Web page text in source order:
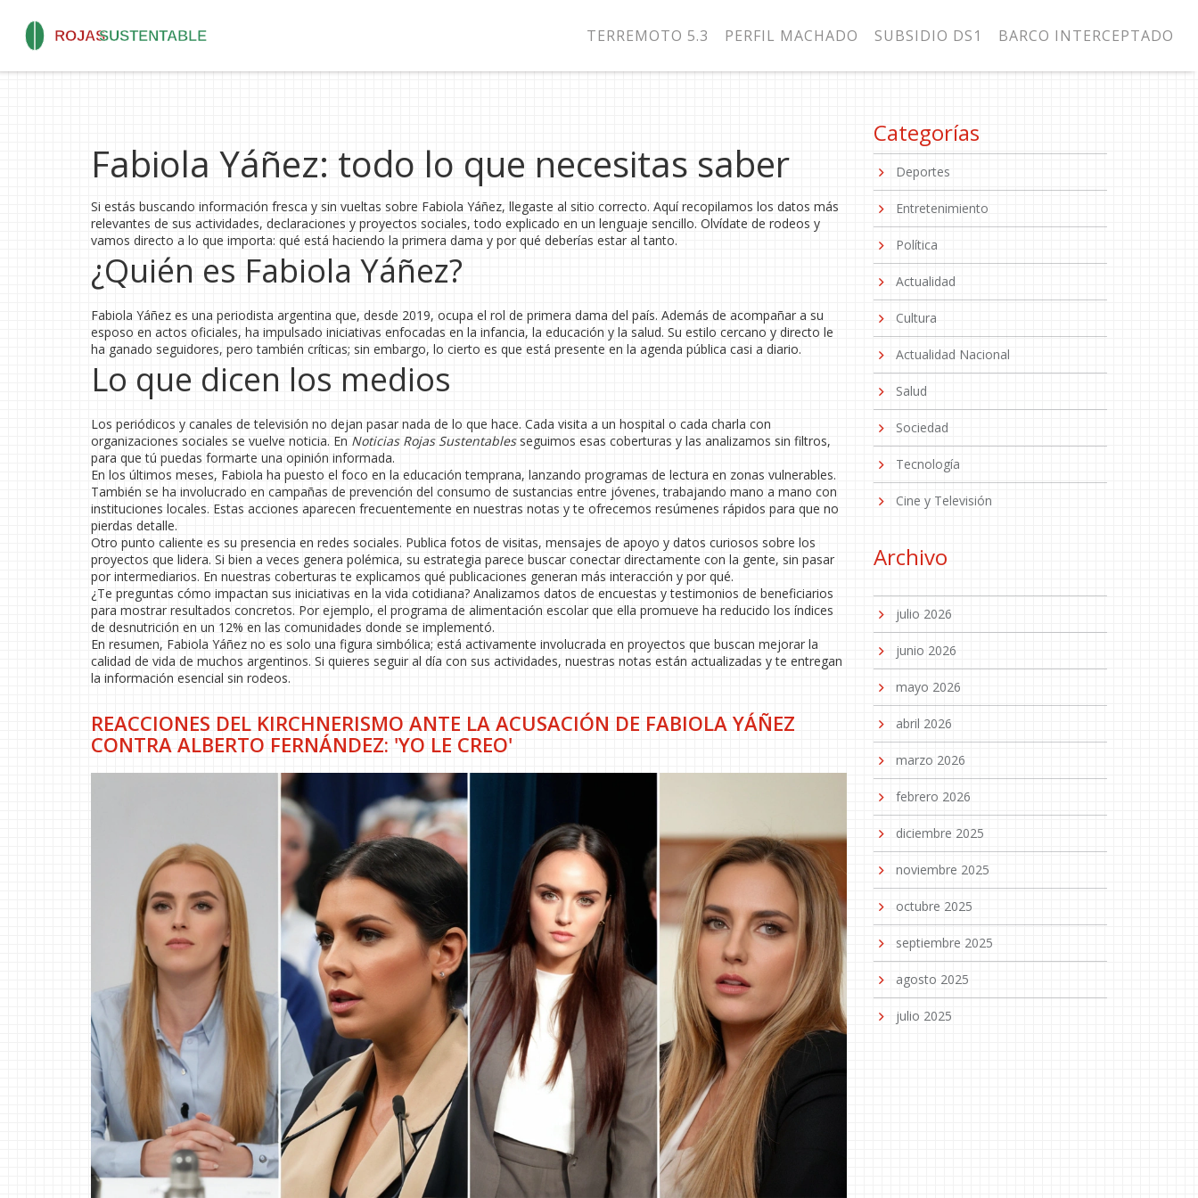
TERREMOTO 5.3 PERFIL MACHADO SUBSIDIO DS1 BARCO INTERCEPTADO
Fabiola Yáñez: todo lo que necesitas saber
Si estás buscando información fresca y sin vueltas sobre Fabiola Yáñez, llegaste al sitio correcto. Aquí recopilamos los datos más
relevantes de sus actividades, declaraciones y proyectos sociales, todo explicado en un lenguaje sencillo. Olvídate de rodeos y
vamos directo a lo que importa: qué está haciendo la primera dama y por qué deberías estar al tanto.
¿Quién es Fabiola Yáñez?
Fabiola Yáñez es una periodista argentina que, desde 2019, ocupa el rol de primera dama del país. Además de acompañar a su
esposo en actos oficiales, ha impulsado iniciativas enfocadas en la infancia, la educación y la salud. Su estilo cercano y directo le
ha ganado seguidores, pero también críticas; sin embargo, lo cierto es que está presente en la agenda pública casi a diario.
Lo que dicen los medios
Los periódicos y canales de televisión no dejan pasar nada de lo que hace. Cada visita a un hospital o cada charla con
organizaciones sociales se vuelve noticia. En Noticias Rojas Sustentablesseguimos esas coberturas y las analizamos sin filtros,
para que tú puedas formarte una opinión informada.
En los últimos meses, Fabiola ha puesto el foco en la educación temprana, lanzando programas de lectura en zonas vulnerables.
También se ha involucrado en campañas de prevención del consumo de sustancias entre jóvenes, trabajando mano a mano con
instituciones locales. Estas acciones aparecen frecuentemente en nuestras notas y te ofrecemos resúmenes rápidos para que no
pierdas detalle.
Otro punto caliente es su presencia en redes sociales. Publica fotos de visitas, mensajes de apoyo y datos curiosos sobre los
proyectos que lidera. Si bien a veces genera polémica, su estrategia parece buscar conectar directamente con la gente, sin pasar
por intermediarios. En nuestras coberturas te explicamos qué publicaciones generan más interacción y por qué.
¿Te preguntas cómo impactan sus iniciativas en la vida cotidiana? Analizamos datos de encuestas y testimonios de beneficiarios
para mostrar resultados concretos. Por ejemplo, el programa de alimentación escolar que ella promueve ha reducido los índices
de desnutrición en un 12% en las comunidades donde se implementó.
En resumen, Fabiola Yáñez no es solo una figura simbólica; está activamente involucrada en proyectos que buscan mejorar la
calidad de vida de muchos argentinos. Si quieres seguir al día con sus actividades, nuestras notas están actualizadas y te entregan
la información esencial sin rodeos.
REACCIONES DEL KIRCHNERISMO ANTE LA ACUSACIÓN DE FABIOLA YÁÑEZ
CONTRA ALBERTO FERNÁNDEZ: 'YO LE CREO'
Categorías
Deportes
Entretenimiento
Política
Actualidad
Cultura
Actualidad Nacional
Salud
Sociedad
Tecnología
Cine y Televisión
Archivo
julio 2026
junio 2026
mayo 2026
abril 2026
marzo 2026
febrero 2026
diciembre 2025
noviembre 2025
octubre 2025
septiembre 2025
agosto 2025
julio 2025